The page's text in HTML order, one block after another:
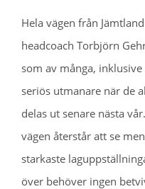
Hela vägen från
headcoach Torbjörn
som av många,
seriös utmanare när de
delas ut senare nästa
vägen återstår att se
starkaste
över behöver ingen